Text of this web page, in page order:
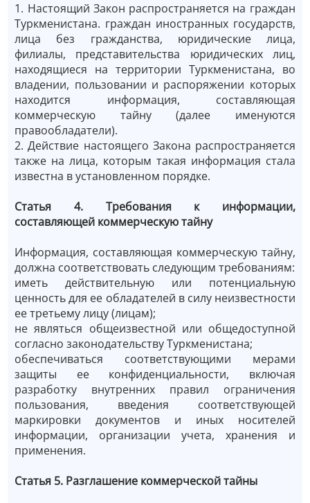
1. Настоящий Закон распространяется на граждан
Туркменистана. граждан иностранных государств,
лица без гражданства, юридические лица,
филиалы, представительства юридических лиц,
находящиеся на территории Туркменистана, во
владении, пользовании и распоряжении которых
находится информация, составляющая
коммерческую тайну (далее именуются
правообладатели).
2. Действие настоящего Закона распространяется
также на лица, которым такая информация стала
известна в установленном порядке.
Статья 4. Требования к информации,
составляющей коммерческую тайну
Информация, составляющая коммерческую тайну,
должна соответствовать следующим требованиям:
иметь действительную или потенциальную
ценность для ее обладателей в силу неизвестности
ее третьему лицу (лицам);
не являться общеизвестной или общедоступной
согласно законодательству Туркменистана;
обеспечиваться соответствующими мерами
защиты ее конфиденциальности, включая
разработку внутренних правил ограничения
пользования, введения соответствующей
маркировки документов и иных носителей
информации, организации учета, хранения и
применения.
Статья 5. Разглашение коммерческой тайны